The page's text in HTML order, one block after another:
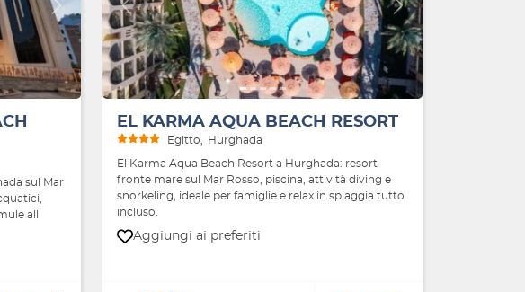
Avanti
sul Mar
all
Indietro Avanti
EL KARMA AQUA BEACH RESORT
Egitto Hurghada
El Karma Aqua Beach Resort a Hurghada: resort
fronte mare sul Mar Rosso, piscina, attività diving e
snorkeling, ideale per famiglie e relax in spiaggia tutto
incluso.
Aggiungi ai preferiti